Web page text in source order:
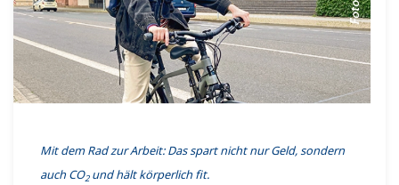
Mit dem Rad zur Arbeit: Das spart nicht nur Geld, sondern
auch CO2und hält körperlich fit.